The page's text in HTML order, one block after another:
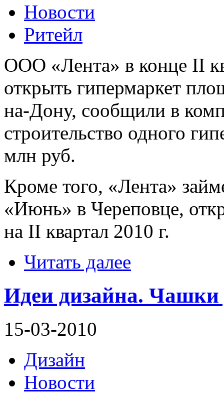
Новости
Ритейл
ООО «Лента» в конце II
открыть гипермаркет
на-Дону, сообщили в
строительство одного
млн руб.
Кроме того, «Лента»
«Июнь» в Череповце,
на II квартал 2010 г.
Читать далее
Идеи дизайна. Чашки
15-03-2010
Дизайн
Новости